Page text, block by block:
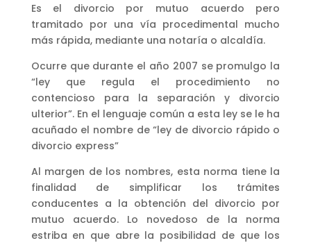
Es el divorcio por mutuo acuerdo pero
tramitado por una vía procedimental mucho
más rápida, mediante una notaría o alcaldía.
Ocurre que durante el año 2007 se promulgo la
“ley que regula el procedimiento no
contencioso para la separación y divorcio
ulterior”. En el lenguaje común a esta ley se le ha
acuñado el nombre de “ley de divorcio rápido o
divorcio express”
Al margen de los nombres, esta norma tiene la
finalidad de simplificar los trámites
conducentes a la obtención del divorcio por
mutuo acuerdo. Lo novedoso de la norma
estriba en que abre la posibilidad de que los